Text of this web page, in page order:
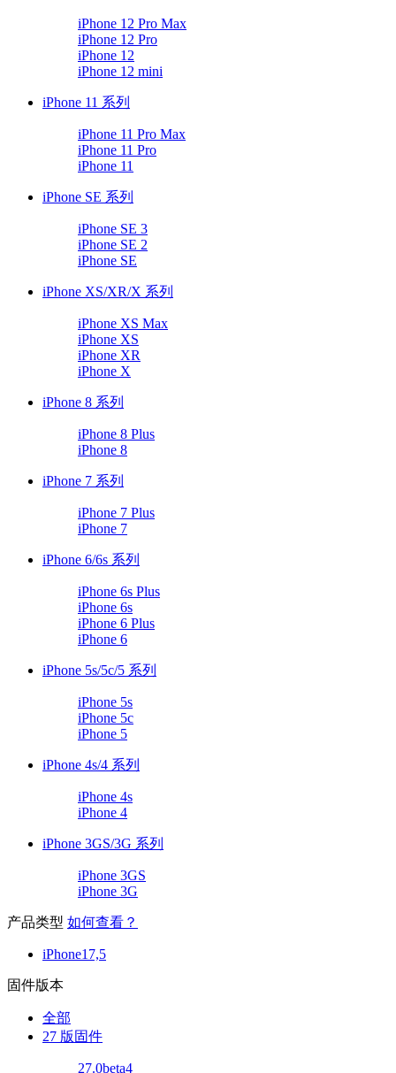
iPhone 12 Pro Max
iPhone 12 Pro
iPhone 12
iPhone 12 mini
iPhone 11 系列
iPhone 11 Pro Max
iPhone 11 Pro
iPhone 11
iPhone SE 系列
iPhone SE 3
iPhone SE 2
iPhone SE
iPhone XS/XR/X 系列
iPhone XS Max
iPhone XS
iPhone XR
iPhone X
iPhone 8 系列
iPhone 8 Plus
iPhone 8
iPhone 7 系列
iPhone 7 Plus
iPhone 7
iPhone 6/6s 系列
iPhone 6s Plus
iPhone 6s
iPhone 6 Plus
iPhone 6
iPhone 5s/5c/5 系列
iPhone 5s
iPhone 5c
iPhone 5
iPhone 4s/4 系列
iPhone 4s
iPhone 4
iPhone 3GS/3G 系列
iPhone 3GS
iPhone 3G
产品类型 如何查看？
iPhone17,5
固件版本
全部
27 版固件
27.0beta4